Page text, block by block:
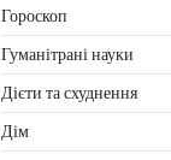
Гороскоп
Гуманітрані науки
Дієти та схуднення
Дім